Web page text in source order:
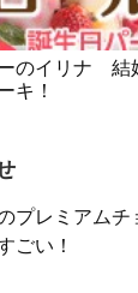
のイリナ 結
キ！
プレミアムチ
ごい！